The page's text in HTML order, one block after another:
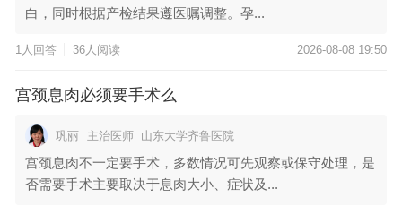
白，同时根据产检结果遵医嘱调整。孕...
1人回答 36人阅读 2026-08-08 19:50
宫颈息肉必须要手术么
巩丽 主治医师 山东大学齐鲁医院
宫颈息肉不一定要手术，多数情况可先观察或保守处理，是
否需要手术主要取决于息肉大小、症状及...